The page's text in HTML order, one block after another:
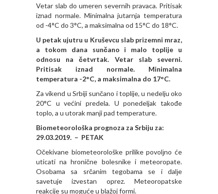
Vetar slab do umeren severnih pravaca. Pritisak
iznad normale. Minimalna jutarnja temperatura
od -4°C do 3°C, a maksimalna od 15°C do 18°C.
U petak ujutru u Kruševcu slab prizemni mraz,
a tokom dana sunčano i malo toplije u
odnosu na četvrtak. Vetar slab severni.
Pritisak iznad normale. Minimalna
temperatura -2°C, a maksimalna do 17°C.
Za vikend u Srbiji sunčano i toplije, u nedelju oko
20°C u većini predela. U ponedeljak takođe
toplo, a u utorak manji pad temperature.
Biometeorološka prognoza za Srbiju za:
29.03.2019. – PETAK
Očekivane biometeorološke prilike povolјno će
uticati na hronične bolesnike i meteoropate.
Osobama sa srčanim tegobama se i dalјe
savetuje izvestan oprez. Meteoropatske
reakcije su moguće u blažoj formi.